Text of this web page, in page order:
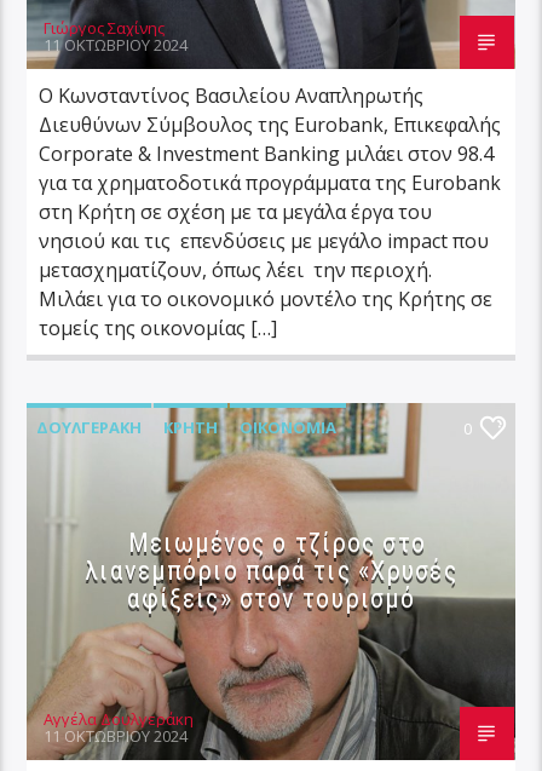
Γιώργος Σαχίνης
11 ΟΚΤΩΒΡΊΟΥ 2024
Ο Κωνσταντίνος Βασιλείου Αναπληρωτής
Διευθύνων Σύμβουλος της Eurobank, Επικεφαλής
Corporate & Investment Banking μιλάει στον 98.4
για τα χρηματοδοτικά προγράμματα της Eurobank
στη Κρήτη σε σχέση με τα μεγάλα έργα του
νησιού και τις επενδύσεις με μεγάλο impact που
μετασχηματίζουν, όπως λέει την περιοχή.
Μιλάει για το οικονομικό μοντέλο της Κρήτης σε
τομείς της οικονομίας […]
ΔΟΥΛΓΕΡΆΚΗ ΚΡΉΤΗ ΟΙΚΟΝΟΜΊΑ 0
Μειωμένος ο τζίρος στο
λιανεμπόριο παρά τις «Χρυσές
αφίξεις» στον τουρισμό
Αγγέλα Δουλγεράκη
11 ΟΚΤΩΒΡΊΟΥ 2024